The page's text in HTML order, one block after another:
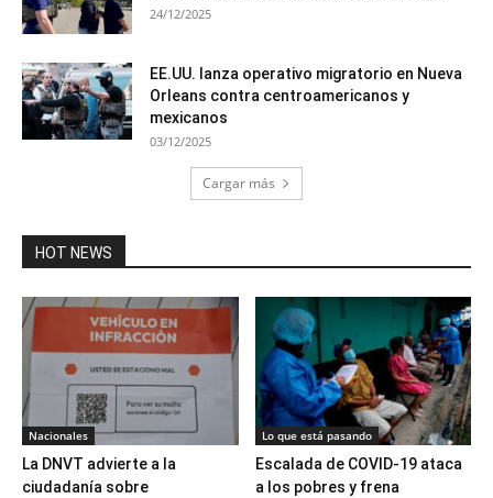
24/12/2025
EE.UU. lanza operativo migratorio en Nueva
Orleans contra centroamericanos y
mexicanos
03/12/2025
Cargar más
HOT NEWS
Nacionales
La DNVT advierte a la
ciudadanía sobre
Lo que está pasando
Escalada de COVID-19 ataca
a los pobres y frena